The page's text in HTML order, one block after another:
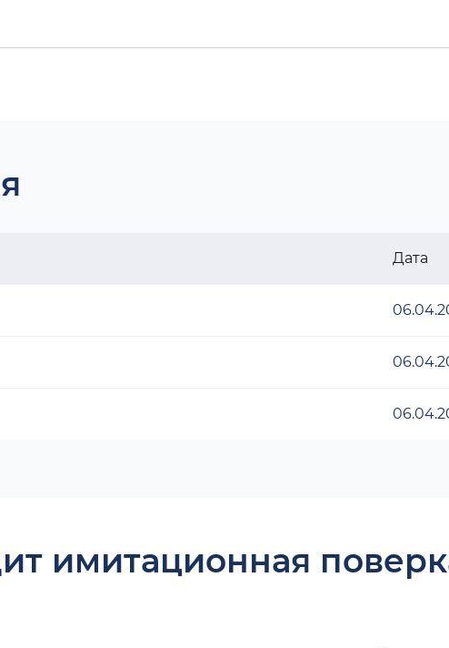
Дата
имитационная